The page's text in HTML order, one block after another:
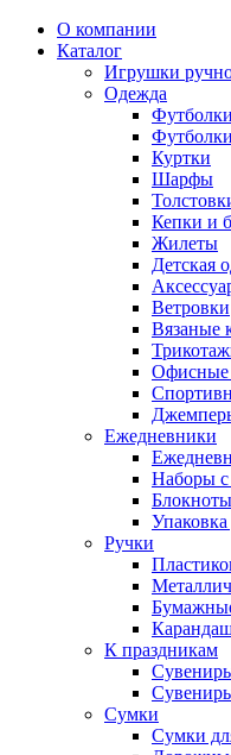
О компании
Каталог
Игрушки
Одежда
Футболки
Куртки
Шарфы
Кепки и
Жилеты
Детская
Ветровки
Вязаные
Офисные
Ежедневники
Наборы
Блокноты
Ручки
К праздникам
Сумки
Сумки